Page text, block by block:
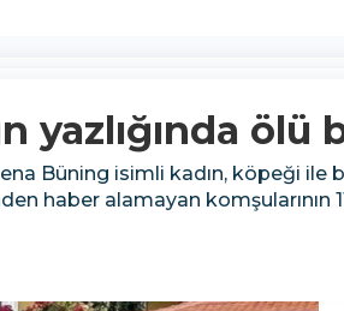
yazlığında ölü
Büning isimli kadın, köpeği ile
haber alamayan komşularının